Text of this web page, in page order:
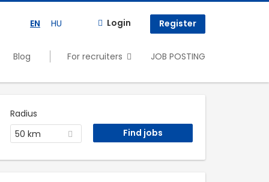
EN HU Login Register
Blog For recruiters JOB POSTING
Radius
50 km